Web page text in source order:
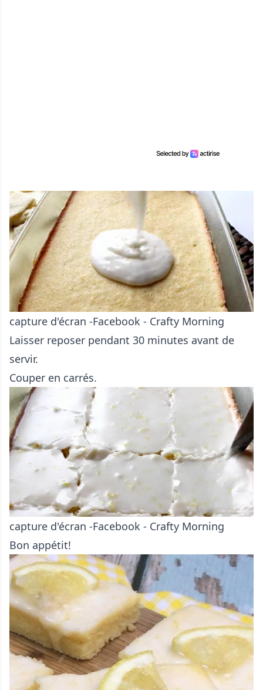
capture d'écran -Facebook - Crafty Morning
Laisser reposer pendant 30 minutes avant de
servir.
Couper en carrés.
capture d'écran -Facebook - Crafty Morning
Bon appétit!